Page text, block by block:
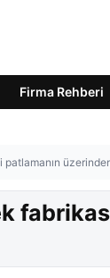
Firma Rehberi